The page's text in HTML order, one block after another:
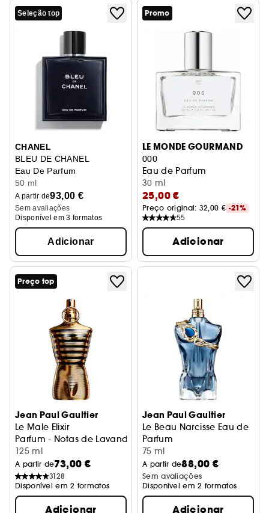
Seleção top
CHANEL
BLEU DE CHANEL
Eau De Parfum
50 ml
A partir de93,00 €
Sem avaliações
Disponível em 3 formatos
Adicionar
Promo
LE MONDE GOURMAND
000
Eau de Parfum
30 ml
25,00 €
Preço original: 32,00 € -21%
55
Adicionar
Preço top
Jean Paul Gaultier
Le Male Elixir
Parfum - Notas de Lavanda, Fava Tonka & Benjoím
125 ml
A partir de73,00 €
3128
Disponível em 2 formatos
Adicionar
Jean Paul Gaultier
Le Beau Narcisse Eau de
Parfum
Eau de Parfum
75 ml
A partir de88,00 €
Sem avaliações
Disponível em 2 formatos
Adicionar